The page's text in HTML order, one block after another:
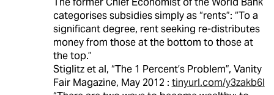
categorises subsidies simply as “rents”: “To a
significant degree, rent seeking re-distributes
money from those at the bottom to those at
the top.”
Stiglitz et al, “The 1 Percent’s Problem”, Vanity
Fair Magazine, May 2012 : tinyurl.com/y3zakb6l